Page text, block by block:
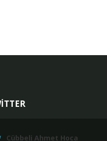
Cübbeli Ahmet Hoca